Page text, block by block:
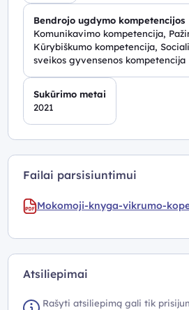
Bendrojo ugdymo kompetencijos
Komunikavimo kompetencija,
Kūrybiškumo kompetencija,
sveikos gyvensenos kompetencija
Sukūrimo metai
2021
Failai parsisiuntimui
Mokomoji-knyga-vikrumo-
Atsiliepimai
Rašyti atsiliepimą gali tik